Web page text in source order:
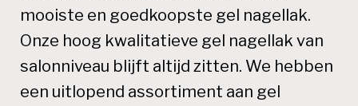
mooiste en goedkoopste gel nagellak.
Onze hoog kwalitatieve gel nagellak van
salonniveau blijft altijd zitten. We hebben
een uitlopend assortiment aan gel